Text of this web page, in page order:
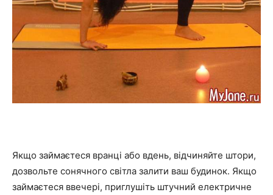
Якщо займаєтеся вранці або вдень, відчиняйте штори,
дозвольте сонячного світла залити ваш будинок. Якщо
займаєтеся ввечері, приглушіть штучний електричне